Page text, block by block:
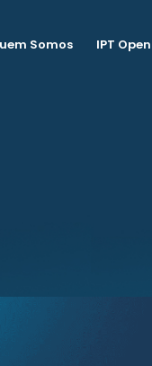
Somos IPT Open